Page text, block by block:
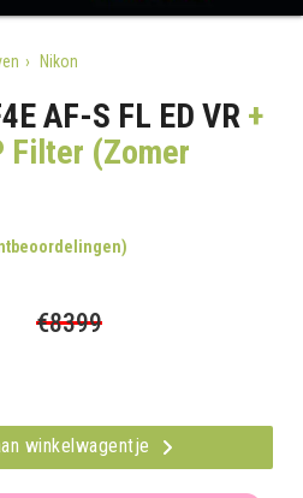
Nikon
AF-S FL ED VR+
Filter (Zomer
€8399
winkelwagentje